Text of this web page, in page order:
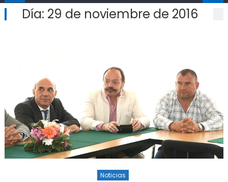
Día: 29 de noviembre de 2016
Noticias